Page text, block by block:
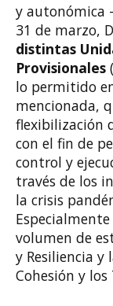
y autonómica
31 de marzo,
distintas
Provisionales
lo permitido
mencionada,
flexibilización
con el fin de
control y
través de los
la crisis
volumen de
y Resiliencia y
Cohesión y los